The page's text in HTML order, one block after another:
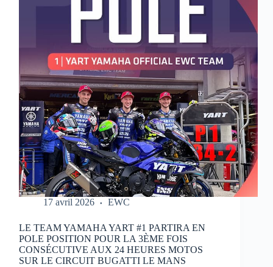
MOTOS
17 avril 2026 EWC
LE TEAM YAMAHA YART #1 PARTIRA EN
POLE POSITION POUR LA 3ÈME FOIS
CONSÉCUTIVE AUX 24 HEURES MOTOS
SUR LE CIRCUIT BUGATTI LE MANS